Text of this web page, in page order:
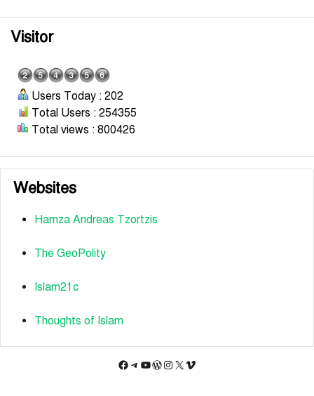
Visitor
Users Today : 202
Total Users : 254355
Total views : 800426
Websites
Hamza Andreas Tzortzis
The GeoPolity
Islam21c
Thoughts of Islam
Facebook
Telegram
YouTube
WordPress
Instagram
X Vimeo